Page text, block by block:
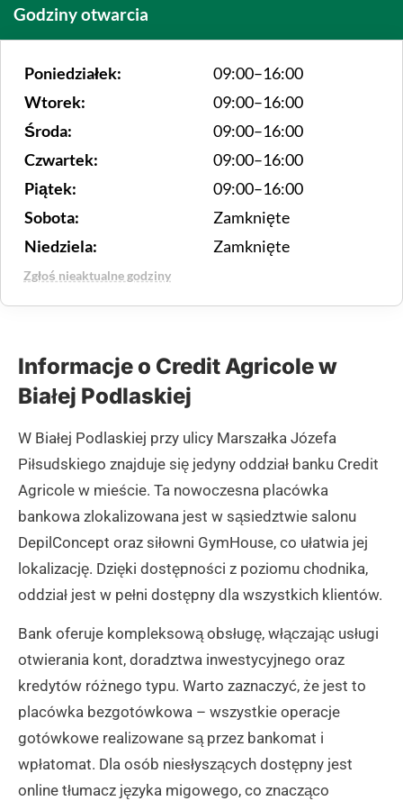
Godziny otwarcia
Poniedziałek:
09:00–16:00
Wtorek:
09:00–16:00
Środa:
09:00–16:00
Czwartek:
09:00–16:00
Piątek:
09:00–16:00
Sobota:
Zamknięte
Niedziela:
Zamknięte
Zgłoś nieaktualne godziny
Informacje o Credit Agricole w
Białej Podlaskiej
W Białej Podlaskiej przy ulicy Marszałka Józefa
Piłsudskiego znajduje się jedyny oddział banku Credit
Agricole w mieście. Ta nowoczesna placówka
bankowa zlokalizowana jest w sąsiedztwie salonu
DepilConcept oraz siłowni GymHouse, co ułatwia jej
lokalizację. Dzięki dostępności z poziomu chodnika,
oddział jest w pełni dostępny dla wszystkich klientów.
Bank oferuje kompleksową obsługę, włączając usługi
otwierania kont, doradztwa inwestycyjnego oraz
kredytów różnego typu. Warto zaznaczyć, że jest to
placówka bezgotówkowa – wszystkie operacje
gotówkowe realizowane są przez bankomat i
wpłatomat. Dla osób niesłyszących dostępny jest
online tłumacz języka migowego, co znacząco